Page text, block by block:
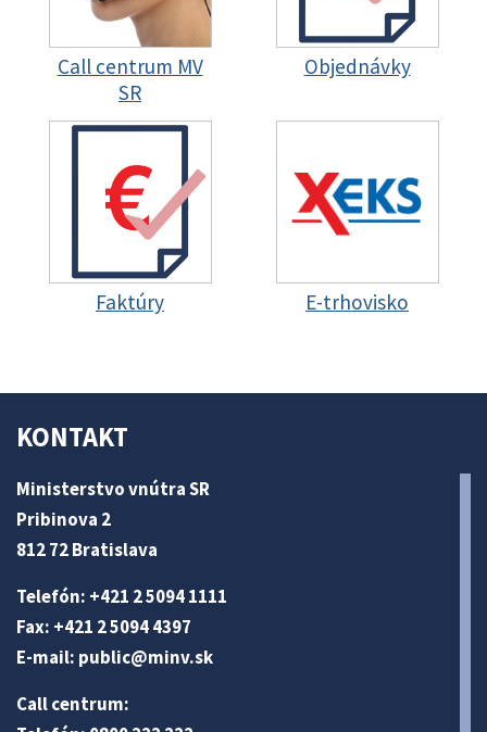
Call centrum MV
SR
Objednávky
Faktúry E-trhovisko
KONTAKT
Ministerstvo vnútra SR
Pribinova 2
812 72 Bratislava
Telefón: +421 2 5094 1111
Fax: +421 2 5094 4397
E-mail: public@minv.sk
Call centrum: